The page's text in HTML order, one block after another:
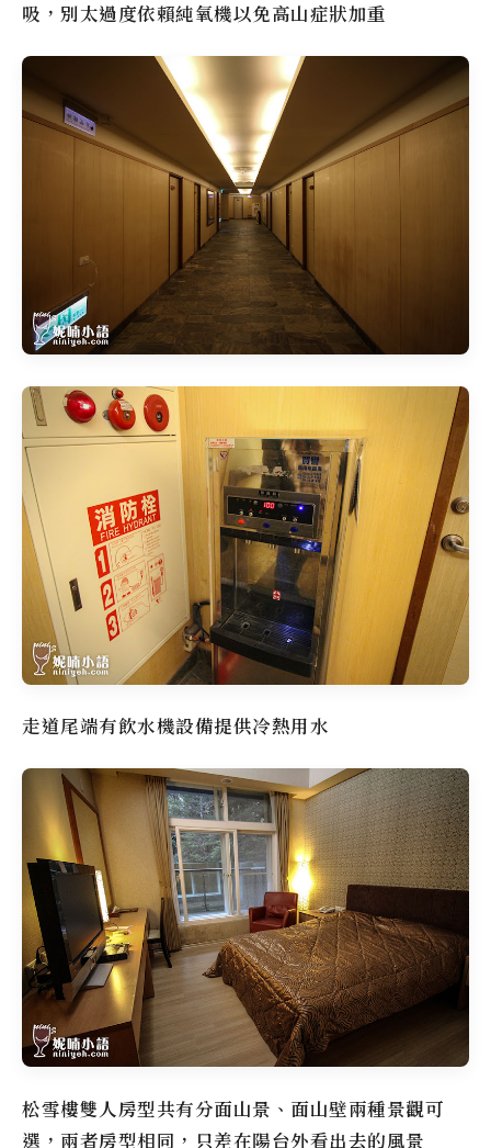
吸，別太過度依賴純氧機以免高山症狀加重
走道尾端有飲水機設備提供冷熱用水
松雪樓雙人房型共有分面山景、面山壁兩種景觀可
選，兩者房型相同，只差在陽台外看出去的風景